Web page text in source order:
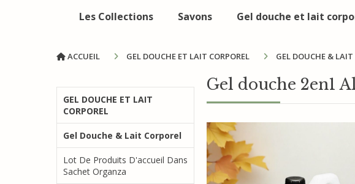
Les Collections Savons Gel douche et lait
GEL DOUCHE ET LAIT
CORPOREL
Gel Douche & Lait Corporel
Lot De Produits D'accueil Dans
Sachet Organza
ACCUEIL GEL DOUCHE ET LAIT CORPOREL GEL DOUCHE & LAIT
Gel douche 2en1